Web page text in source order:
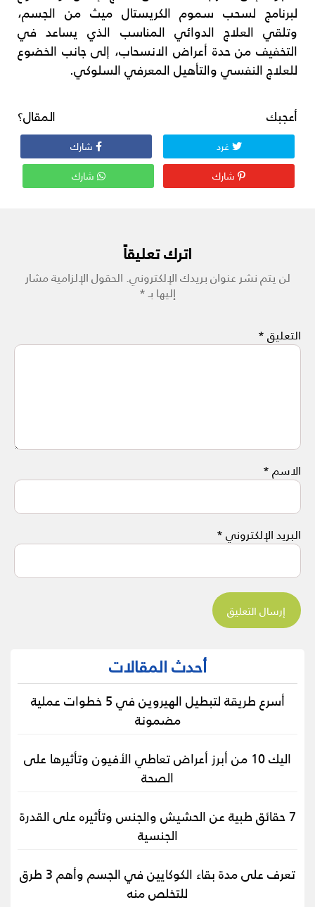
لبرنامج لسحب سموم الكريستال ميث من الجسم،
وتلقي العلاج الدوائي المناسب الذي يساعد في
التخفيف من حدة أعراض الانسحاب، إلى جانب الخضوع
للعلاج النفسي والتأهيل المعرفي السلوكي.
أعجبك المقال؟
غرد
شارك
شارك
شارك
اترك تعليقاً
لن يتم نشر عنوان بريدك الإلكتروني.الحقول الإلزامية مشار
إليها بـ*
التعليق*
الاسم*
البريد الإلكتروني*
أحدث المقالات
أسرع طريقة لتبطيل الهيروين في 5 خطوات عملية
مضمونة
اليك 10 من أبرز أعراض تعاطي الأفيون وتأثيرها على
الصحة
7 حقائق طبية عن الحشيش والجنس وتأثيره على القدرة
الجنسية
تعرف على مدة بقاء الكوكايين في الجسم وأهم 3 طرق
للتخلص منه